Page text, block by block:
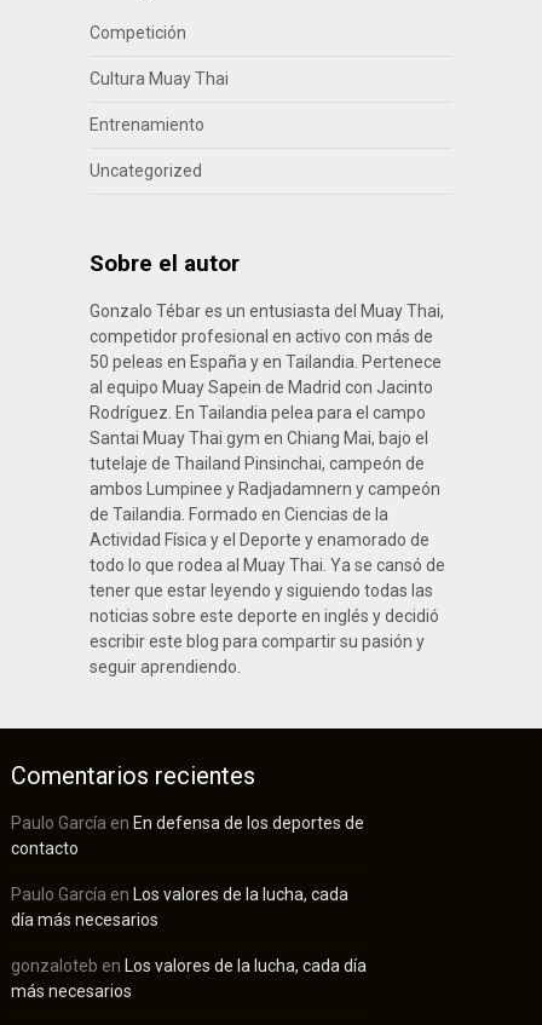
Competición
Cultura Muay Thai
Entrenamiento
Uncategorized
Sobre el autor
Gonzalo Tébar es un entusiasta del Muay Thai,
competidor profesional en activo con más de
50 peleas en España y en Tailandia. Pertenece
al equipo Muay Sapein de Madrid con Jacinto
Rodríguez. En Tailandia pelea para el campo
Santai Muay Thai gym en Chiang Mai, bajo el
tutelaje de Thailand Pinsinchai, campeón de
ambos Lumpinee y Radjadamnern y campeón
de Tailandia. Formado en Ciencias de la
Actividad Física y el Deporte y enamorado de
todo lo que rodea al Muay Thai. Ya se cansó de
tener que estar leyendo y siguiendo todas las
noticias sobre este deporte en inglés y decidió
escribir este blog para compartir su pasión y
seguir aprendiendo.
Comentarios recientes
Paulo García en En defensa de los deportes de
contacto
Paulo García en Los valores de la lucha, cada
día más necesarios
gonzaloteb en Los valores de la lucha, cada día
más necesarios